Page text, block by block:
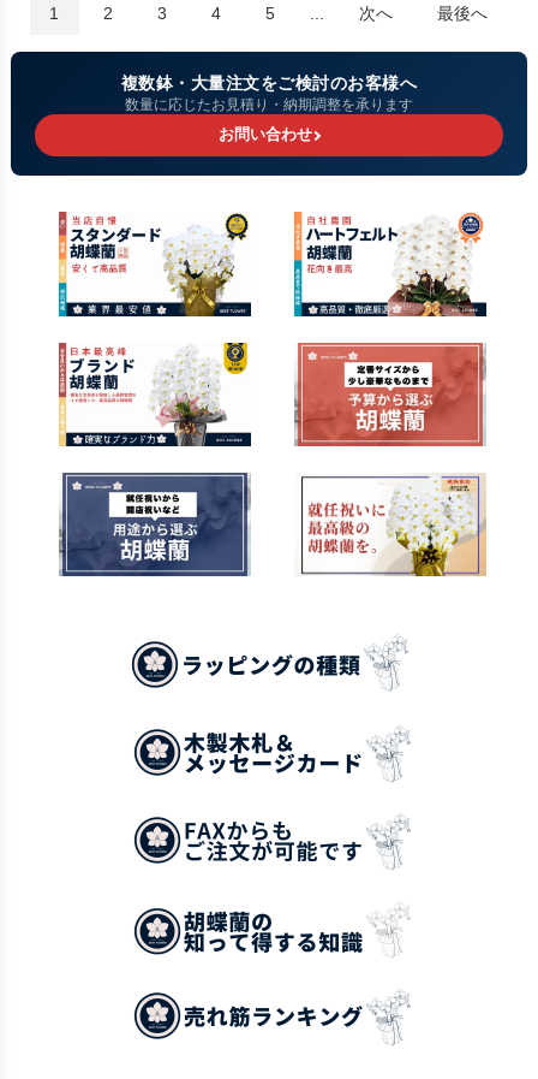
1 2 3 4 5 ... 次へ 最後へ
複数鉢・大量注文をご検討のお客様へ
数量に応じたお見積り・納期調整を承ります
お問い合わせ